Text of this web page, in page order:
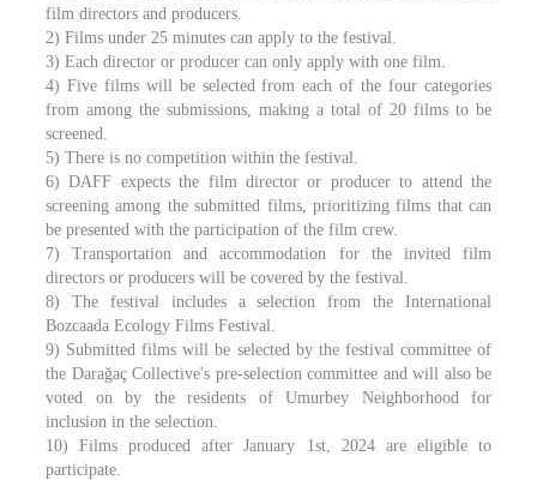
film directors and producers.
2) Films under 25 minutes can apply to the festival.
3) Each director or producer can only apply with one film.
4) Five films will be selected from each of the four categories
from among the submissions, making a total of 20 films to be
screened.
5) There is no competition within the festival.
6) DAFF expects the film director or producer to attend the
screening among the submitted films, prioritizing films that can
be presented with the participation of the film crew.
7) Transportation and accommodation for the invited film
directors or producers will be covered by the festival.
8) The festival includes a selection from the International
Bozcaada Ecology Films Festival.
9) Submitted films will be selected by the festival committee of
the Darağaç Collective's pre-selection committee and will also be
voted on by the residents of Umurbey Neighborhood for
inclusion in the selection.
10) Films produced after January 1st, 2024 are eligible to
participate.